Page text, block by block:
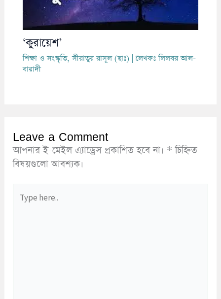
‘কুরায়েশ’
শিক্ষা ও সংস্কৃতি,সীরাতুর রাসূল (ছাঃ) | লেখকঃলিলবর আল-
বারাদী
Leave a Comment
আপনার ই-মেইল এ্যাড্রেস প্রকাশিত হবে না। * চিহ্নিত
বিষয়গুলো আবশ্যক।
here..